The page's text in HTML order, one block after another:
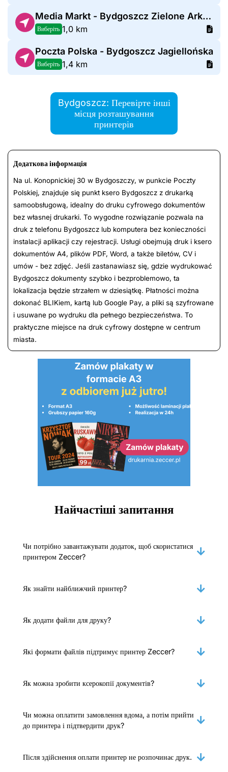
Media Markt - Bydgoszcz Zielone Arkady
Виберіть 1,0 km
Poczta Polska - Bydgoszcz Jagiellońska
Виберіть 1,4 km
Bydgoszcz: Перевірте інші
місця розташування
принтерів
Додаткова інформація
Na ul. Konopnickiej 30 w Bydgoszczy, w punkcie Poczty
Polskiej, znajduje się punkt ksero Bydgoszcz z drukarką
samoobsługową, idealny do druku cyfrowego dokumentów
bez własnej drukarki. To wygodne rozwiązanie pozwala na
druk z telefonu Bydgoszcz lub komputera bez konieczności
instalacji aplikacji czy rejestracji. Usługi obejmują druk i ksero
dokumentów A4, plików PDF, Word, a także biletów, CV i
umów - bez zdjęć. Jeśli zastanawiasz się, gdzie wydrukować
Bydgoszcz dokumenty szybko i bezproblemowo, ta
lokalizacja będzie strzałem w dziesiątkę. Płatności można
dokonać BLIKiem, kartą lub Google Pay, a pliki są szyfrowane
i usuwane po wydruku dla pełnego bezpieczeństwa. To
praktyczne miejsce na druk cyfrowy dostępne w centrum
miasta.
Найчастіші запитання
Чи потрібно завантажувати додаток, щоб скористатися
принтером Zeccer?
Як знайти найближчий принтер?
Як додати файли для друку?
Які формати файлів підтримує принтер Zeccer?
Як можна зробити ксерокопії документів?
Чи можна оплатити замовлення вдома, а потім прийти
до принтера і підтвердити друк?
Після здійснення оплати принтер не розпочинає друк.